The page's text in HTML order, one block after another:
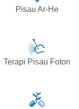
Pisau Ar-He
Terapi Pisau Foton